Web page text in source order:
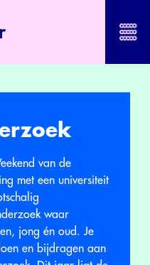
van de
met een universiteit
waar
jong én oud. Je
en bijdragen aan